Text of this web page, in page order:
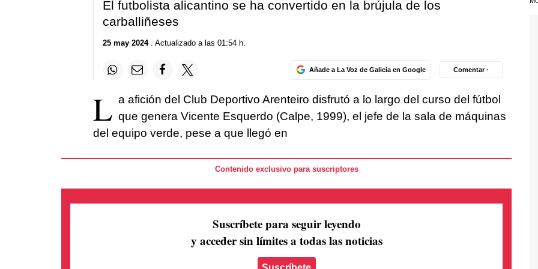
El futbolista alicantino se ha convertido en la brújula de los
carballiñeses
25 may 2024. Actualizado a las 01:54 h.
Añade a La Voz de Galicia en Google Comentar ·
L a afición del Club Deportivo Arenteiro disfrutó a lo largo del curso del fútbol
que genera Vicente Esquerdo (Calpe, 1999), el jefe de la sala de máquinas
del equipo verde, pese a que llegó en
Contenido exclusivo para suscriptores
Suscríbete para seguir leyendo
y acceder sin límites a todas las noticias